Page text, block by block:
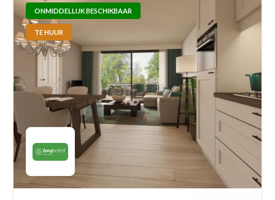
ONMIDDELLIJK BESCHIKBAAR
TE HUUR